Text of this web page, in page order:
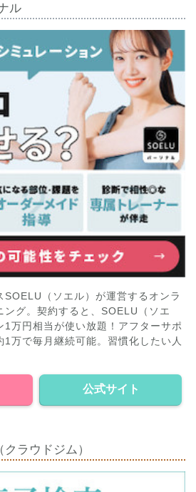
ル
SOELU（ソエル）が運営するオンラ
ング。契約すると、SOELU（ソエ
1万円相当が使い放題！アフターサポ
1万で毎月継続可能。習慣化したい人
公式サイト
ラウドジム）